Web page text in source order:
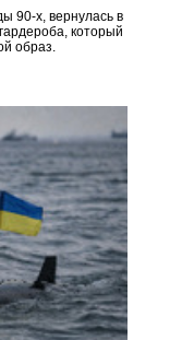
90-х, вернулась в
который
образ.